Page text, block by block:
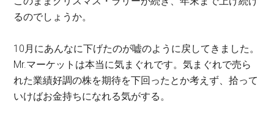
るのでしょうか。
10月にあんなに下げたのが嘘のように戻してきました。
Mr.マーケットは本当に気まぐれです。気まぐれで売ら
れた業績好調の株を期待を下回ったとか考えず、拾って
いけばお金持ちになれる気がする。